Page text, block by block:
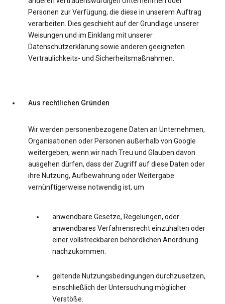
Personen zur Verfügung, die diese in unserem Auftrag
verarbeiten. Dies geschieht auf der Grundlage unserer
Weisungen und im Einklang mit unserer
Datenschutzerklärung sowie anderen geeigneten
Vertraulichkeits- und Sicherheitsmaßnahmen.
Aus rechtlichen Gründen
Wir werden personenbezogene Daten an Unternehmen,
Organisationen oder Personen außerhalb von Google
weitergeben, wenn wir nach Treu und Glauben davon
ausgehen dürfen, dass der Zugriff auf diese Daten oder
ihre Nutzung, Aufbewahrung oder Weitergabe
vernünftigerweise notwendig ist, um
anwendbare Gesetze, Regelungen, oder
anwendbares Verfahrensrecht einzuhalten oder
einer vollstreckbaren behördlichen Anordnung
nachzukommen.
geltende Nutzungsbedingungen durchzusetzen,
einschließlich der Untersuchung möglicher
Verstöße.